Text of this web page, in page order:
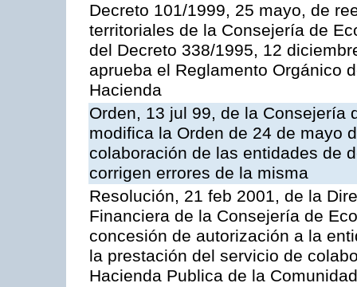
Decreto 101/1999, 25 mayo, de
territoriales de la Consejería de
del Decreto 338/1995, 12
aprueba el Reglamento Orgánico
Hacienda
Orden, 13 jul 99, de la Consejería
modifica la Orden de 24 de mayo
colaboración de las entidades de
corrigen errores de la misma
Resolución, 21 feb 2001, de la
Financiera de la Consejería de
concesión de autorización a la
la prestación del servicio de
Hacienda Publica de la